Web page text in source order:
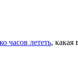
часов лететь, какая